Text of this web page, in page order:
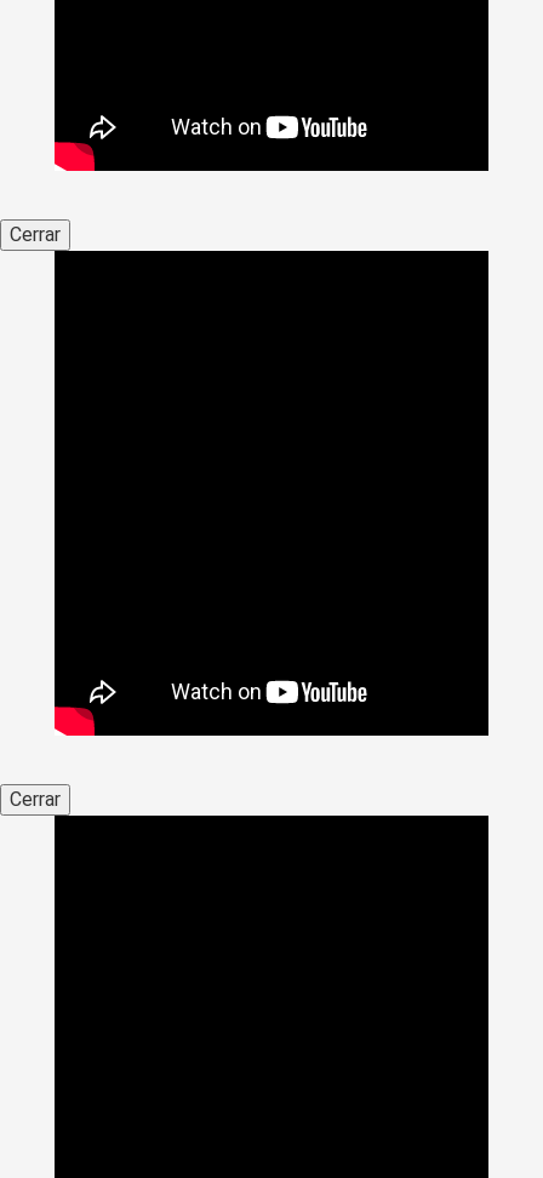
Cerrar
Cerrar